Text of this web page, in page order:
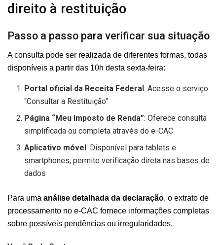
direito à restituição
Passo a passo para verificar sua situação
A consulta pode ser realizada de diferentes formas, todas
disponíveis a partir das 10h desta sexta-feira:
Portal oficial da Receita Federal: Acesse o serviço
“Consultar a Restituição”
Página “Meu Imposto de Renda”: Oferece consulta
simplificada ou completa através do e-CAC
Aplicativo móvel: Disponível para tablets e
smartphones, permite verificação direta nas bases de
dados
Para uma análise detalhada da declaração, o extrato de
processamento no e-CAC fornece informações completas
sobre possíveis pendências ou irregularidades.